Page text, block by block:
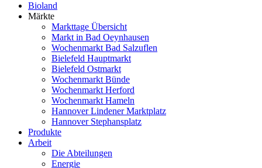
Bioland
Märkte
Markttage Übersicht
Markt in Bad Oeynhausen
Wochenmarkt Bad Salzuflen
Bielefeld Hauptmarkt
Bielefeld Ostmarkt
Wochenmarkt Bünde
Wochenmarkt Herford
Wochenmarkt Hameln
Hannover Lindener Marktplatz
Hannover Stephansplatz
Produkte
Arbeit
Die Abteilungen
Energie